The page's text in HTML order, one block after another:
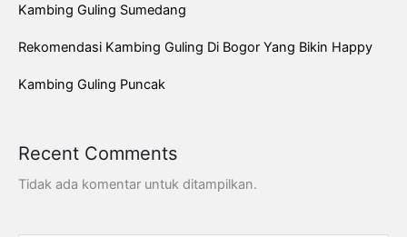
Kambing Guling Sumedang
Rekomendasi Kambing Guling Di Bogor Yang Bikin Happy
Kambing Guling Puncak
Recent Comments
Tidak ada komentar untuk ditampilkan.